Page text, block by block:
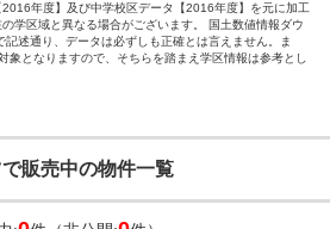
年度】及び中学校区データ【2016年度】を元に加工
学区域と異なる場合がございます。 国土数値情報ダウ
述通り、データは必ずしも正確とは言えません。ま
象となりますので、そちらを踏まえ学区情報は参考とし
販売中の物件一覧